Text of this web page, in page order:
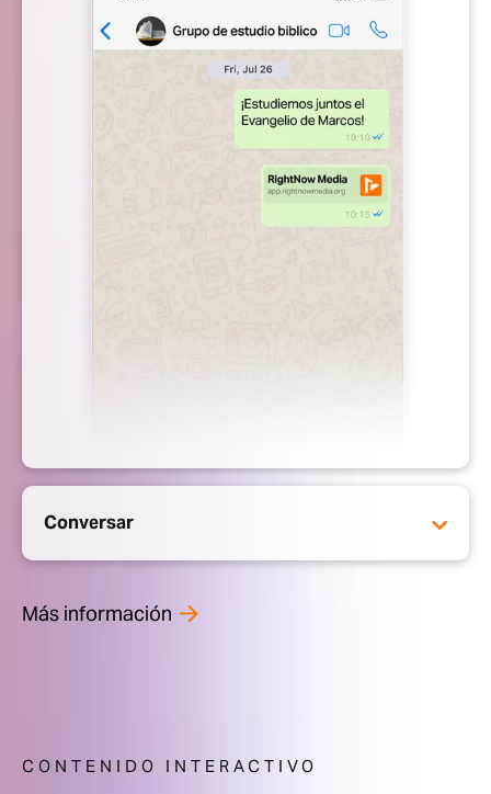
Conversar
Más información
CONTENIDO INTERACTIVO